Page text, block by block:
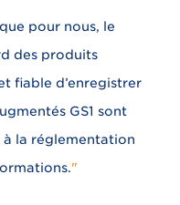
de la
standards GS1
pour appréhender
mise en oeuvre
Cela contribue
meilleure